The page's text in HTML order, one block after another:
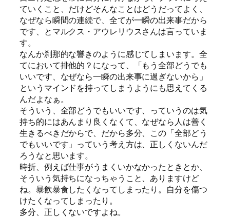
ていくこと、だけどそんなことはどうだってよく、
なぜなら瞬間の連続で、全てが一瞬の出来事だから
です、とマルクス・アウレリウスさんは言っていま
す。
なんか刹那的な響きのように感じてしまいます。全
てにおいて排他的？になって、「もう全部どうでも
いいです、なぜなら一瞬の出来事に過ぎないから」
というマインドを持ってしまうようにも思えてくる
んだよなぁ。
そういう、全部どうでもいいです、っていうのは気
持ち的にはあんまり良くなくて、なぜなら人は善く
生きるべきだからで、だから多分、この「全部どう
でもいいです」っていう考え方は、正しくないんだ
ろうなと思います。
時折、例えば仕事がうまくいかなかったときとか、
そういう気持ちになっちゃうこと、ありますけど
ね。暴飲暴食したくなってしまったり。自分を傷つ
けたくなってしまったり。
多分、正しくないですよね。